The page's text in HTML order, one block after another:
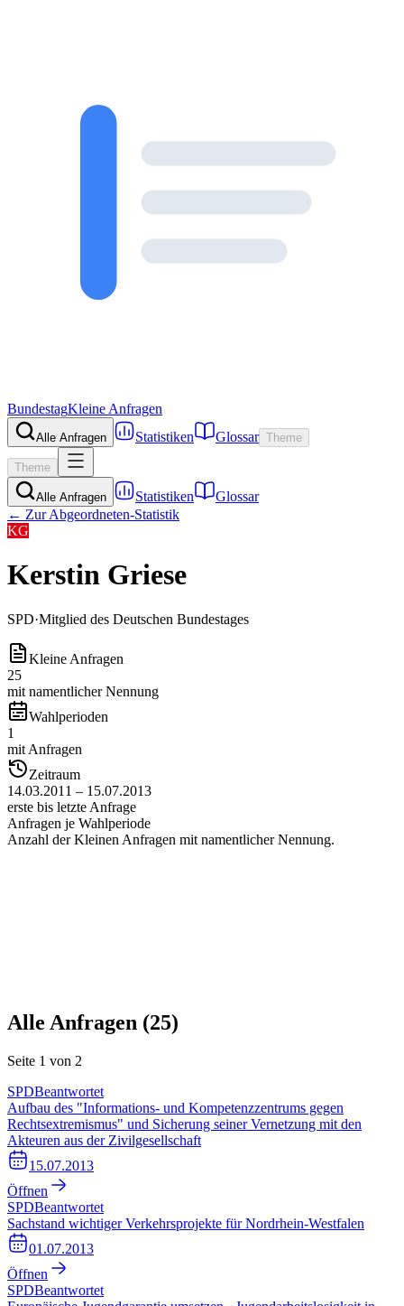
BundestagKleine Anfragen
Alle Anfragen Statistiken Glossar Theme
Theme
Alle Anfragen Statistiken
Glossar
← Zur Abgeordneten-Statistik
KG
Kerstin Griese
SPD·Mitglied des Deutschen Bundestages
Kleine Anfragen
25
mit namentlicher Nennung
Wahlperioden
1
mit Anfragen
Zeitraum
14.03.2011 – 15.07.2013
erste bis letzte Anfrage
Anfragen je Wahlperiode
Anzahl der Kleinen Anfragen mit namentlicher Nennung.
Alle Anfragen (25)
Seite 1 von 2
SPDBeantwortet
Aufbau des "Informations- und Kompetenzzentrums gegen
Rechtsextremismus" und Sicherung seiner Vernetzung mit den
Akteuren aus der Zivilgesellschaft
15.07.2013
Öffnen
SPDBeantwortet
Sachstand wichtiger Verkehrsprojekte für Nordrhein-Westfalen
01.07.2013
Öffnen
SPDBeantwortet